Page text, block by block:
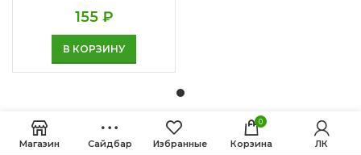
155 ₽
В КОРЗИНУ
Магазин Сайдбар Избранные
0
Корзина ЛК